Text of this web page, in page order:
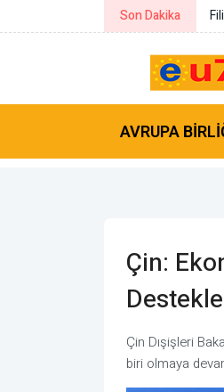
Son Dakika
AVRUPA
Çin:
Çin Dışişleri
biri olmaya